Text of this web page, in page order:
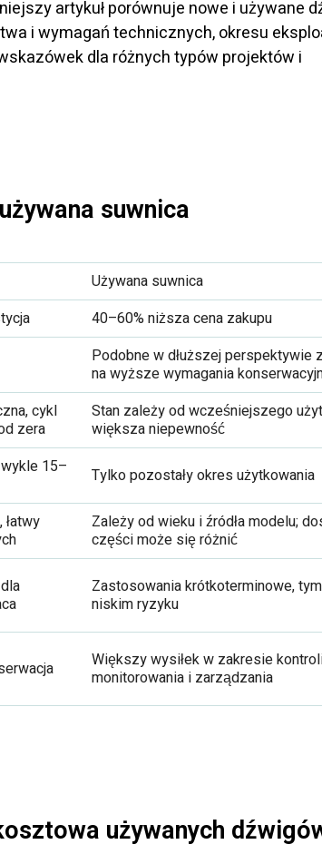
artykuł porównuje nowe i używane
i wymagań technicznych, okresu
dla różnych typów projektów i
suwnica
Używana suwnica
40–60% niższa cena zakupu
Podobne w dłuższej perspektywie
na wyższe wymagania
cykl
zera
Stan zależy od wcześniejszego
większa niepewność
15–
Tylko pozostały okres użytkowania
Zależy od wieku i źródła modelu;
części może się różnić
Zastosowania krótkoterminowe,
niskim ryzyku
Większy wysiłek w zakresie
monitorowania i zarządzania
używanych